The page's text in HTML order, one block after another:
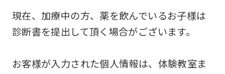
現在、加療中の方、薬を飲んでいるお子様は
診断書を提出して頂く場合がございます。
お客様が入力された個人情報は、体験教室ま
automatic
translation
service,
the